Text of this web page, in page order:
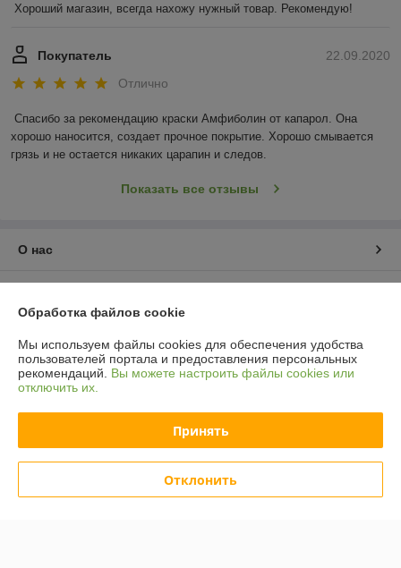
Хороший магазин, всегда нахожу нужный товар. Рекомендую!
22.09.2020
Покупатель
Отлично
Спасибо за рекомендацию краски Амфиболин от капарол. Она
хорошо наносится, создает прочное покрытие. Хорошо смывается
грязь и не остается никаких царапин и следов.
Показать все отзывы
О нас
График работы
Полная версия сайта
Политика обработки cookies
Сайт создан на платформе Deal.by
Обработка файлов cookie
Мы используем файлы cookies для обеспечения удобства
пользователей портала и предоставления персональных
рекомендаций. Вы можете настроить файлы cookies или
отключить их.
Принять
Отклонить